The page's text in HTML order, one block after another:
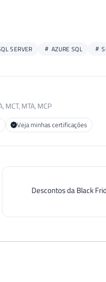
SERVER AZURE SQL
MCT, MTA, MCP
Veja minhas certificações
Descontos da Black